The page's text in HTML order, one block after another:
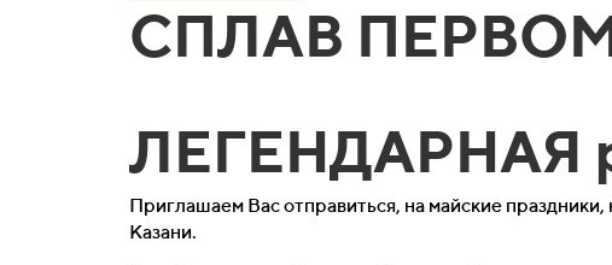
СПЛАВ
ЛЕГЕНДАРНАЯ
Приглашаем Вас отправиться, на майские
Казани.